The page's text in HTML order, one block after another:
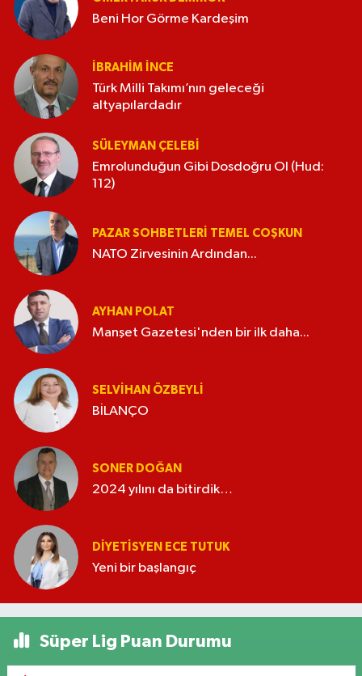
Beni Hor Görme Kardeşim
İBRAHIM İNCE
Türk Milli Takımı’nın geleceği
altyapılardadır
SÜLEYMAN ÇELEBI
Emrolunduğun Gibi Dosdoğru Ol (Hud:
112)
PAZAR SOHBETLERI TEMEL COŞKUN
NATO Zirvesinin Ardından...
AYHAN POLAT
Manşet Gazetesi'nden bir ilk daha...
SELVIHAN ÖZBEYLI
BİLANÇO
SONER DOĞAN
2024 yılını da bitirdik…
DIYETISYEN ECE TUTUK
Yeni bir başlangıç
Süper Lig Puan Durumu